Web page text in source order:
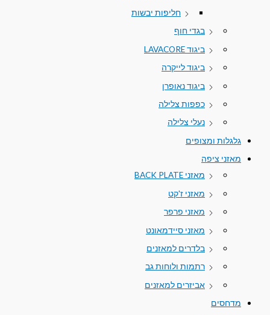
חליפות יבשות
בגדי חוף
ביגוד LAVACORE
ביגוד לייקרה
ביגוד נאופרן
כפפות צלילה
נעלי צלילה
גלגלות ומצופים
מאזני ציפה
מאזני BACK PLATE
מאזני ז'קט
מאזני פרפר
מאזני סיידמאונט
בלדרים למאזנים
רתמות ולוחות גב
אביזרים למאזנים
מדחסים